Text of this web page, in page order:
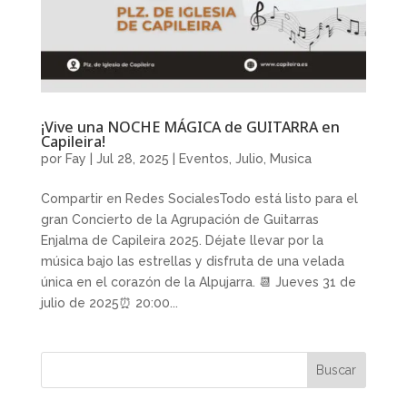
¡Vive una NOCHE MÁGICA de GUITARRA en
Capileira!
por Fay Jul 28, 2025 Eventos Julio Musica
Compartir en Redes SocialesTodo está listo para el
gran Concierto de la Agrupación de Guitarras
Enjalma de Capileira 2025. Déjate llevar por la
música bajo las estrellas y disfruta de una velada
única en el corazón de la Alpujarra. 📆 Jueves 31 de
julio de 2025⏰ 20:00...
Buscar